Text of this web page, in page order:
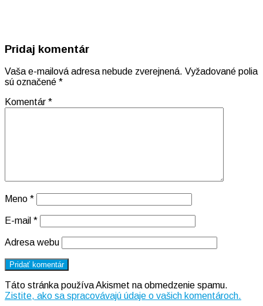
Pridaj komentár
Vaša e-mailová adresa nebude zverejnená. Vyžadované polia
sú označené *
Komentár *
Meno *
E-mail *
Adresa webu
Táto stránka používa Akismet na obmedzenie spamu.
Zistite, ako sa spracovávajú údaje o vašich komentároch.